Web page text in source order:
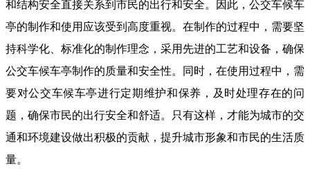
和结构安全直接关系到市民的出行和安全。因此，公交车候车
亭的制作和使用应该受到高度重视。在制作的过程中，需要坚
持科学化、标准化的制作理念，采用先进的工艺和设备，确保
公交车候车亭制作的质量和安全性。同时，在使用过程中，需
要对公交车候车亭进行定期维护和保养，及时处理存在的问
题，确保市民的出行安全和舒适。只有这样，才能为城市的交
通和环境建设做出积极的贡献，提升城市形象和市民的生活质
量。